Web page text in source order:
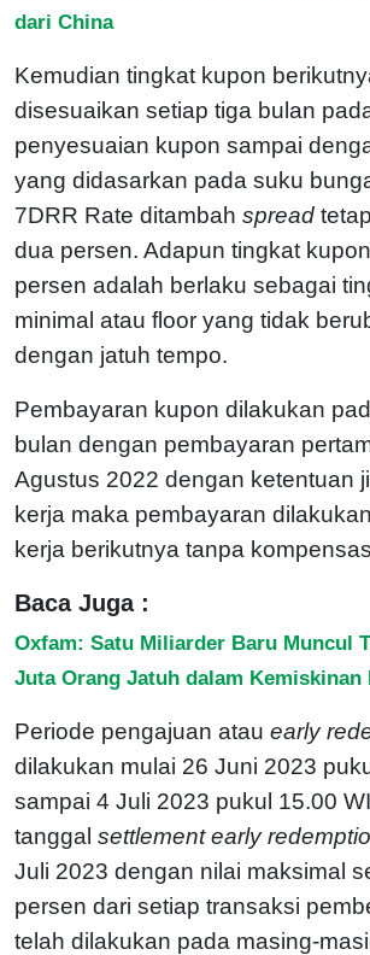
dari China
Kemudian tingkat kupon
disesuaikan setiap tiga bulan
penyesuaian kupon sampai
yang didasarkan pada suku
7DRR Rate ditambah spread
dua persen. Adapun tingkat
persen adalah berlaku sebagai
minimal atau floor yang tidak
dengan jatuh tempo.
Pembayaran kupon dilakukan
bulan dengan pembayaran
Agustus 2022 dengan ketentuan
kerja maka pembayaran
kerja berikutnya tanpa
Baca Juga :
Oxfam: Satu Miliarder Baru Muncul
Juta Orang Jatuh dalam Kemiskinan
Periode pengajuan atau early
dilakukan mulai 26 Juni 2023
sampai 4 Juli 2023 pukul 15.00
tanggal settlement early
Juli 2023 dengan nilai maksimal
persen dari setiap transaksi
telah dilakukan pada masing-